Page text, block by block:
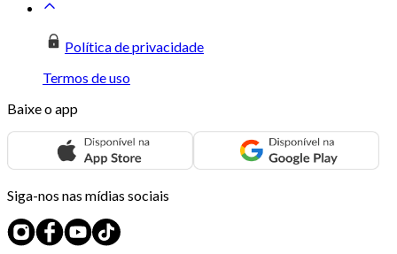
Política de privacidade
Termos de uso
Baixe o app
Siga-nos nas mídias sociais